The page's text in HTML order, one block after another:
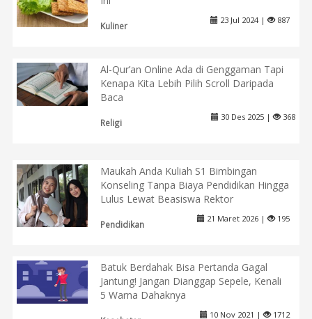
Kuliner
23 Jul 2024 | 887
Al-Qur’an Online Ada di Genggaman Tapi
Kenapa Kita Lebih Pilih Scroll Daripada
Baca
Religi
30 Des 2025 | 368
Maukah Anda Kuliah S1 Bimbingan
Konseling Tanpa Biaya Pendidikan Hingga
Lulus Lewat Beasiswa Rektor
Pendidikan
21 Maret 2026 | 195
Batuk Berdahak Bisa Pertanda Gagal
Jantung! Jangan Dianggap Sepele, Kenali
5 Warna Dahaknya
10 Nov 2021 | 1712